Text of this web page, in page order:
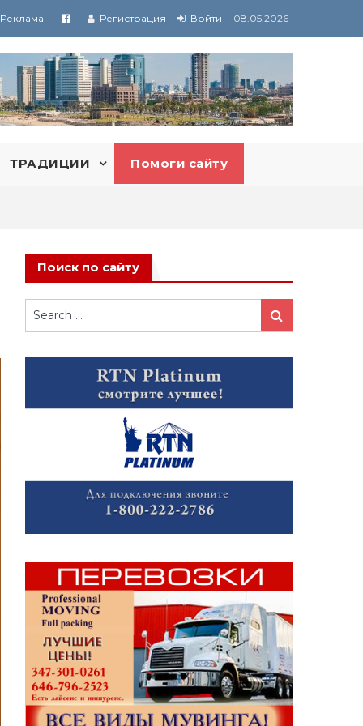
Реклама Регистрация Войти 08.05.2026
ТРАДИЦИИ Помоги сайту
Поиск по сайту
Search
for:
Search